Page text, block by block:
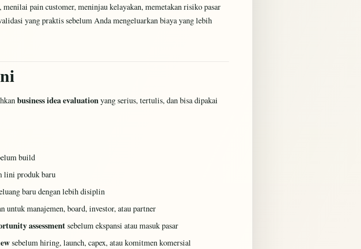
pain customer, meninjau kelayakan, memetakan risiko pasar
yang praktis sebelum Anda mengeluarkan biaya yang lebih
business idea evaluationyang serius, tertulis, dan bisa dipakai
build
lini produk baru
baru dengan lebih disiplin
untuk manajemen, board, investor, atau partner
assessmentsebelum ekspansi atau masuk pasar
sebelum hiring, launch, capex, atau komitmen komersial